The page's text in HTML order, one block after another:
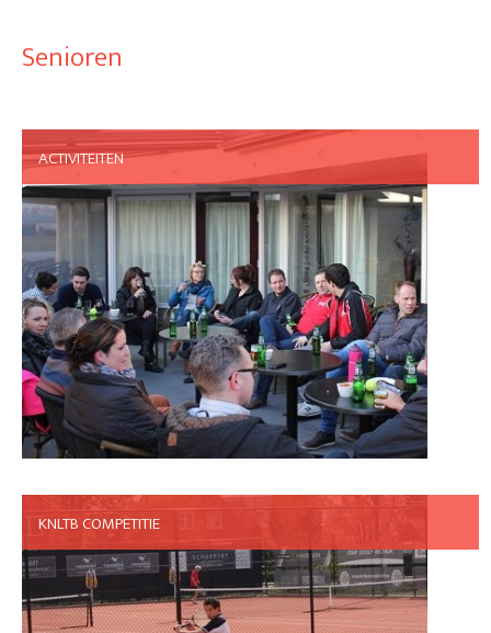
Senioren
ACTIVITEITEN
KNLTB COMPETITIE